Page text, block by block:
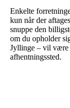
Enkelte
kun når der
snuppe den
om du opholder
Jyllinge – vil være
afhentningssted.